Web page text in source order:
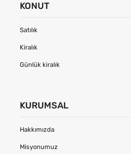
KONUT
Satılık
Kiralık
Günlük kiralık
KURUMSAL
Hakkımızda
Misyonumuz